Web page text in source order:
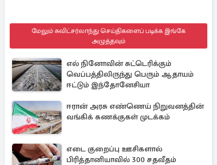
மேலும் சுவிட்சர்லாந்து செய்திகளைப் படிக்க இங்கே
அழுத்தவும்
எல் நினோவின் சுட்டெரிக்கும்
வெப்பத்திலிருந்து பெரும் ஆதாயம்
ஈட்டும் இந்தோனேசியா
ஈரான் அரசு எண்ணெய் நிறுவனத்தின்
வங்கிக் கணக்குகள் முடக்கம்
எடை குறைப்பு ஊசிகளால்
பிரித்தானியாவில் 300 சதவீதம்